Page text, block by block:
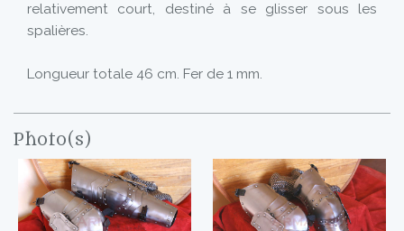
relativement court, destiné à se glisser sous les
spalières.
Longueur totale 46 cm. Fer de 1 mm.
Photo(s)